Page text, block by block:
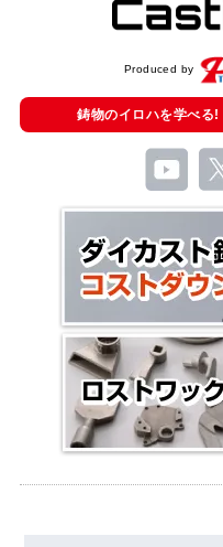
Produced by
鋳物のイロハを学べる!